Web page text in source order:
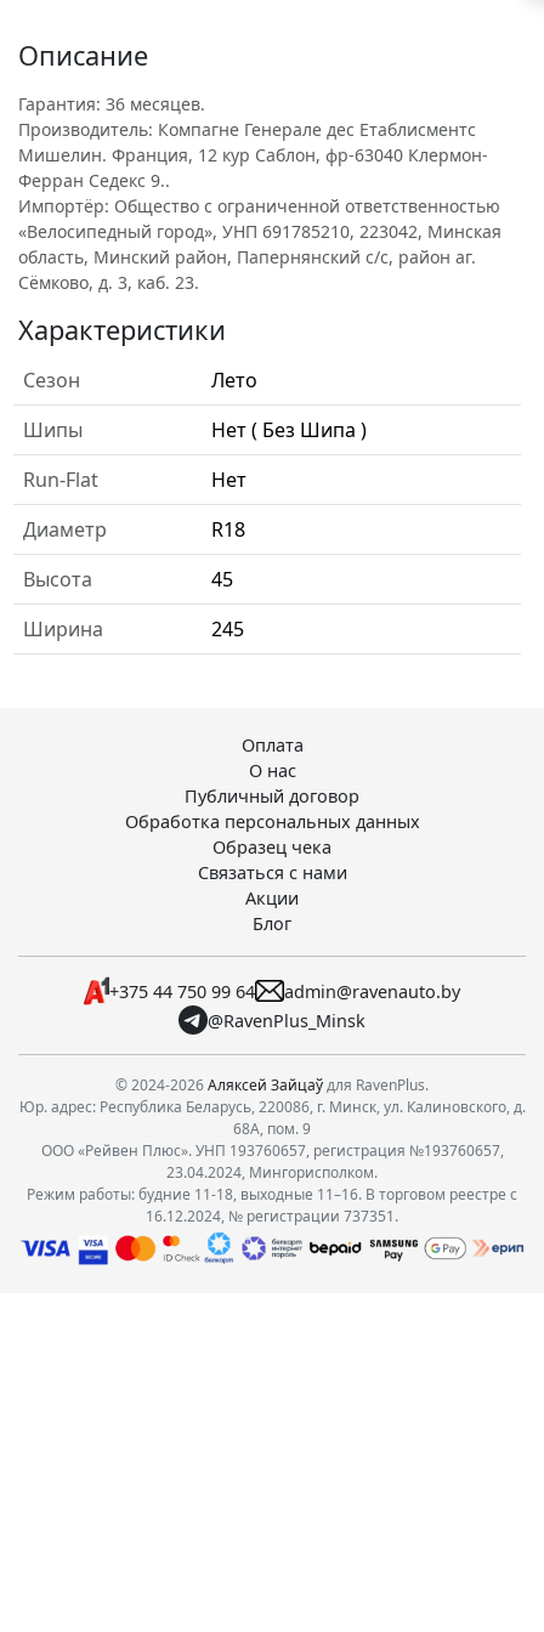
Описание
Гарантия: 36 месяцев.
Производитель: Компагне Генерале дес Етаблисментс
Мишелин. Франция, 12 кур Саблон, фр-63040 Клермон-
Ферран Седекс 9..
Импортёр: Общество с ограниченной ответственностью
«Велосипедный город», УНП 691785210, 223042, Минская
область, Минский район, Папернянский с/с, район аг.
Сёмково, д. 3, каб. 23.
Характеристики
Сезон
Лето
Шипы
Нет ( Без Шипа )
Run-Flat
Нет
Диаметр
R18
Высота
45
Ширина
245
Оплата
О нас
Публичный договор
Обработка персональных данных
Образец чека
Связаться с нами
Акции
Блог
+375 44 750 99 64
admin@ravenauto.by
@RavenPlus_Minsk
© 2024-2026Аляксей Зайцаўдля RavenPlus.
Юр. адрес: Республика Беларусь, 220086, г. Минск, ул. Калиновского, д.
68А, пом. 9
ООО «Рейвен Плюс». УНП 193760657, регистрация №193760657,
23.04.2024, Мингорисполком.
Режим работы: будние 11-18, выходные 11–16. В торговом реестре с
16.12.2024, № регистрации 737351.